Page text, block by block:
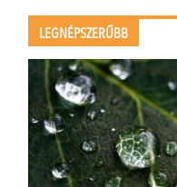
LEGNÉPSZERŰBB